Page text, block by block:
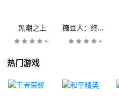
黑潮之上 糖豆人：终极淘汰赛
热门游戏